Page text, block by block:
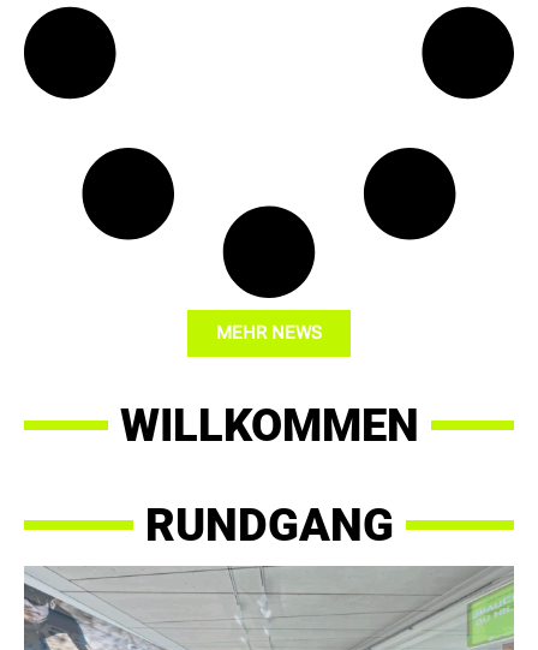
MEHR NEWS
WILLKOMMEN
RUNDGANG